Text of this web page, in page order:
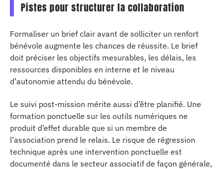
Pistes pour structurer la collaboration
Formaliser un brief clair avant de solliciter un renfort
bénévole augmente les chances de réussite. Le brief
doit préciser les objectifs mesurables, les délais, les
ressources disponibles en interne et le niveau
d’autonomie attendu du bénévole.
Le suivi post-mission mérite aussi d’être planifié. Une
formation ponctuelle sur les outils numériques ne
produit d’effet durable que si un membre de
l’association prend le relais. Le risque de régression
technique après une intervention ponctuelle est
documenté dans le secteur associatif de façon générale,